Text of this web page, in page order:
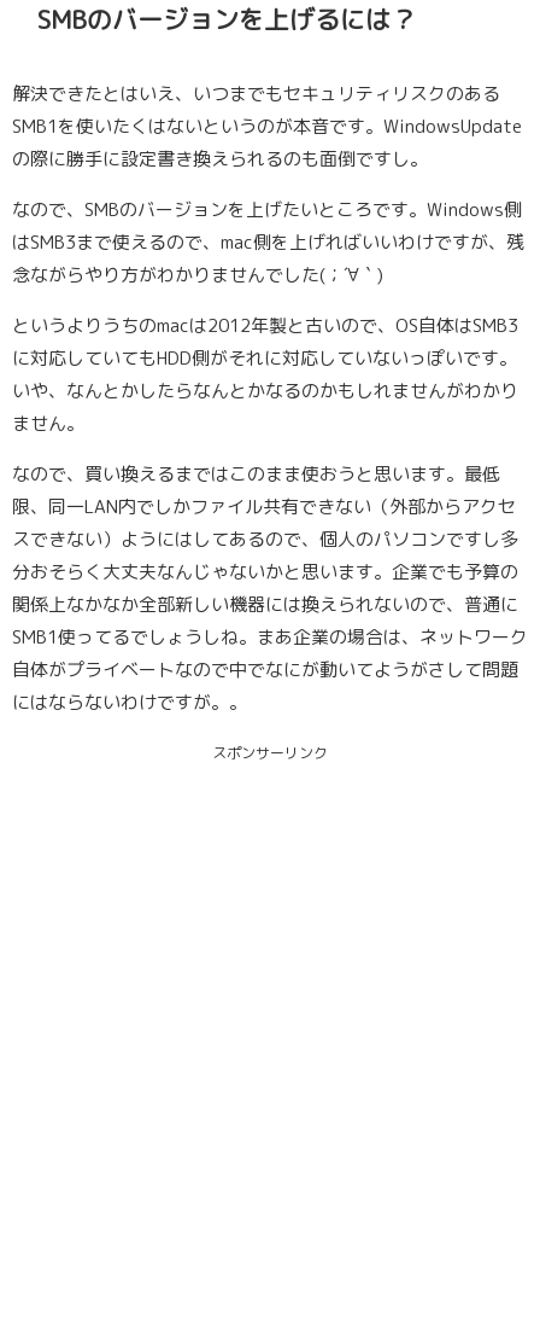
SMBのバージョンを上げるには？
解決できたとはいえ、いつまでもセキュリティリスクのある
SMB1を使いたくはないというのが本音です。WindowsUpdate
の際に勝手に設定書き換えられるのも面倒ですし。
なので、SMBのバージョンを上げたいところです。Windows側
はSMB3まで使えるので、mac側を上げればいいわけですが、残
念ながらやり方がわかりませんでした(；´∀｀)
というよりうちのmacは2012年製と古いので、OS自体はSMB3
に対応していてもHDD側がそれに対応していないっぽいです。
いや、なんとかしたらなんとかなるのかもしれませんがわかり
ません。
なので、買い換えるまではこのまま使おうと思います。最低
限、同一LAN内でしかファイル共有できない（外部からアクセ
スできない）ようにはしてあるので、個人のパソコンですし多
分おそらく大丈夫なんじゃないかと思います。企業でも予算の
関係上なかなか全部新しい機器には換えられないので、普通に
SMB1使ってるでしょうしね。まあ企業の場合は、ネットワーク
自体がプライベートなので中でなにが動いてようがさして問題
にはならないわけですが。。
スポンサーリンク